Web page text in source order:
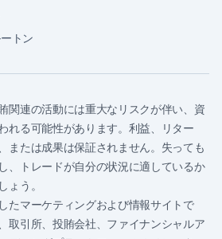
トン
関連の活動には重大なリスクが伴い、資
れる可能性があります。利益、リター
または成果は保証されません。失っても
、トレードが自分の状況に適しているか
ょう。
たマーケティングおよび情報サイトで
取引所、投賄会社、ファイナンシャルア